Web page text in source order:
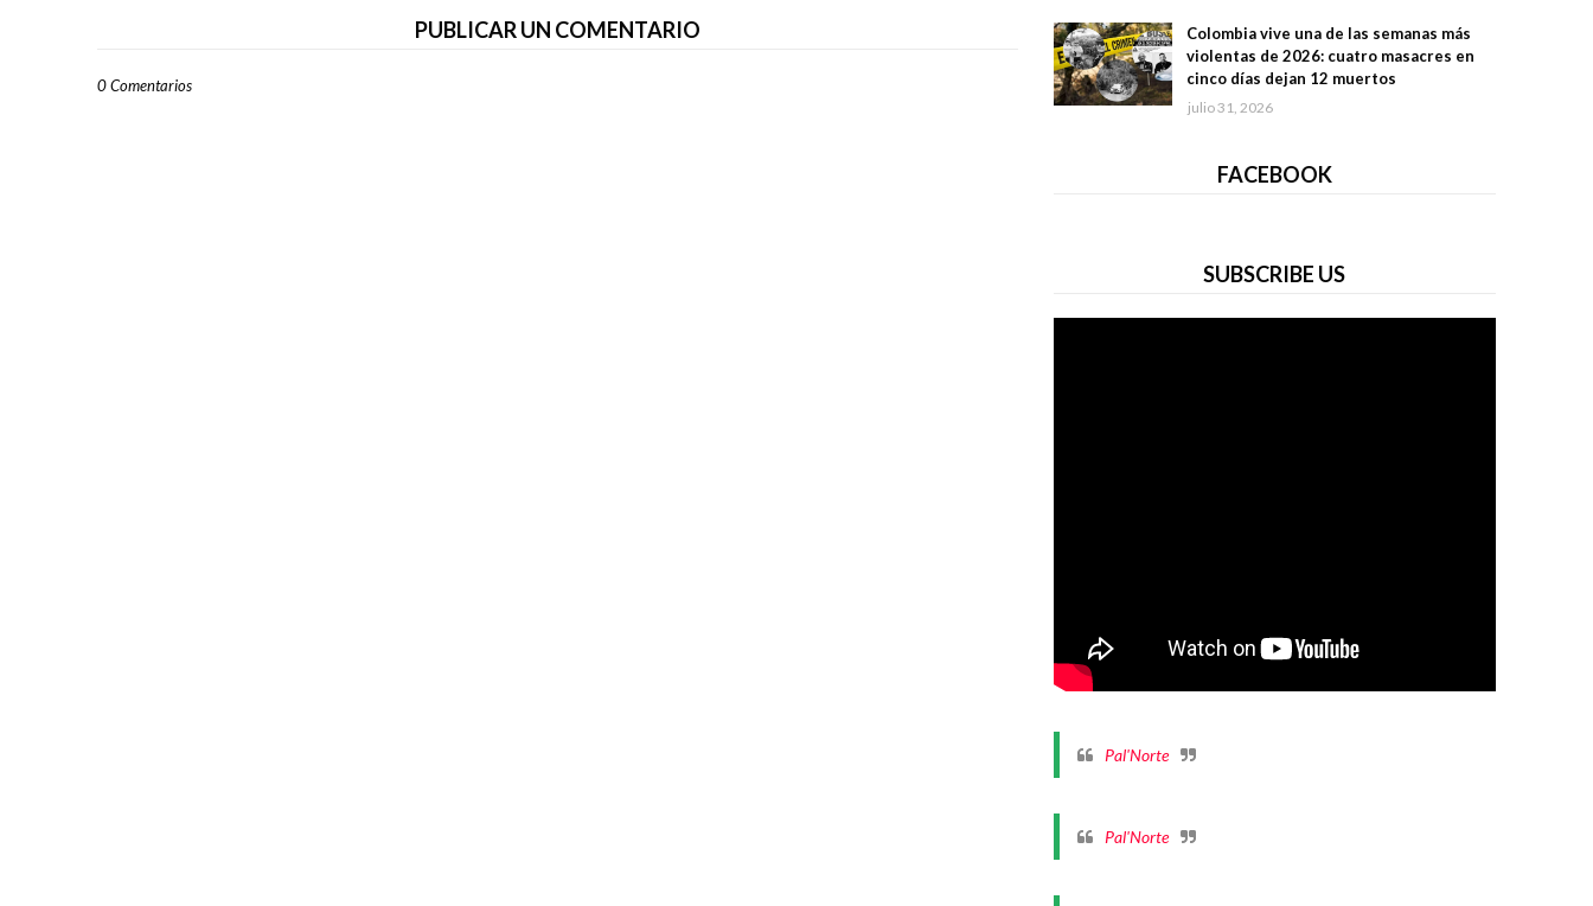
PUBLICAR UN COMENTARIO
0 Comentarios
Colombia vive una de las semanas más
violentas de 2026: cuatro masacres en
cinco días dejan 12 muertos
julio 31, 2026
FACEBOOK
SUBSCRIBE US
Pal'Norte
Pal'Norte